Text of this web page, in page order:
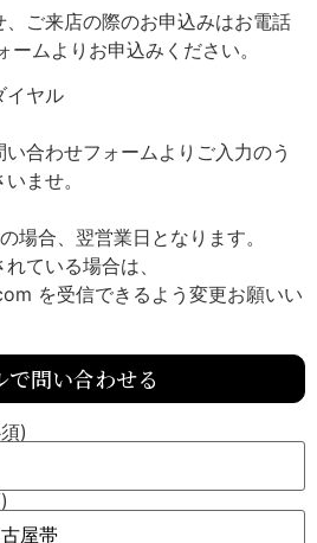
ご来店の際のお申込みはお電話
ームよりお申込みください。
イヤル
合わせフォームよりご入力のう
ませ。
場合、翌営業日となります。
ている場合は、
を受信できるよう変更お願いい
で問い合わせる
)